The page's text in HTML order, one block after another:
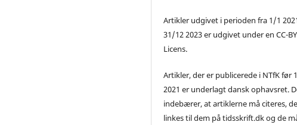
Artikler udgivet i perioden fra 1/1
31/12 2023 er udgivet under en CC-
Licens.
Artikler, der er publicerede i NTfK før
2021 er underlagt dansk ophavsret.
indebærer, at artiklerne må citeres,
linkes til dem på tidsskrift.dk og de